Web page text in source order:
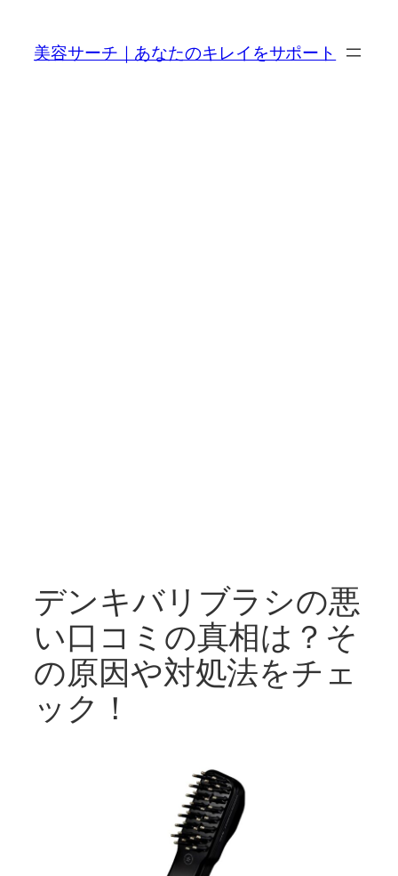
美容サーチ｜あなたのキレイをサポート
デンキバリブラシの悪
い口コミの真相は？そ
の原因や対処法をチェ
ック！